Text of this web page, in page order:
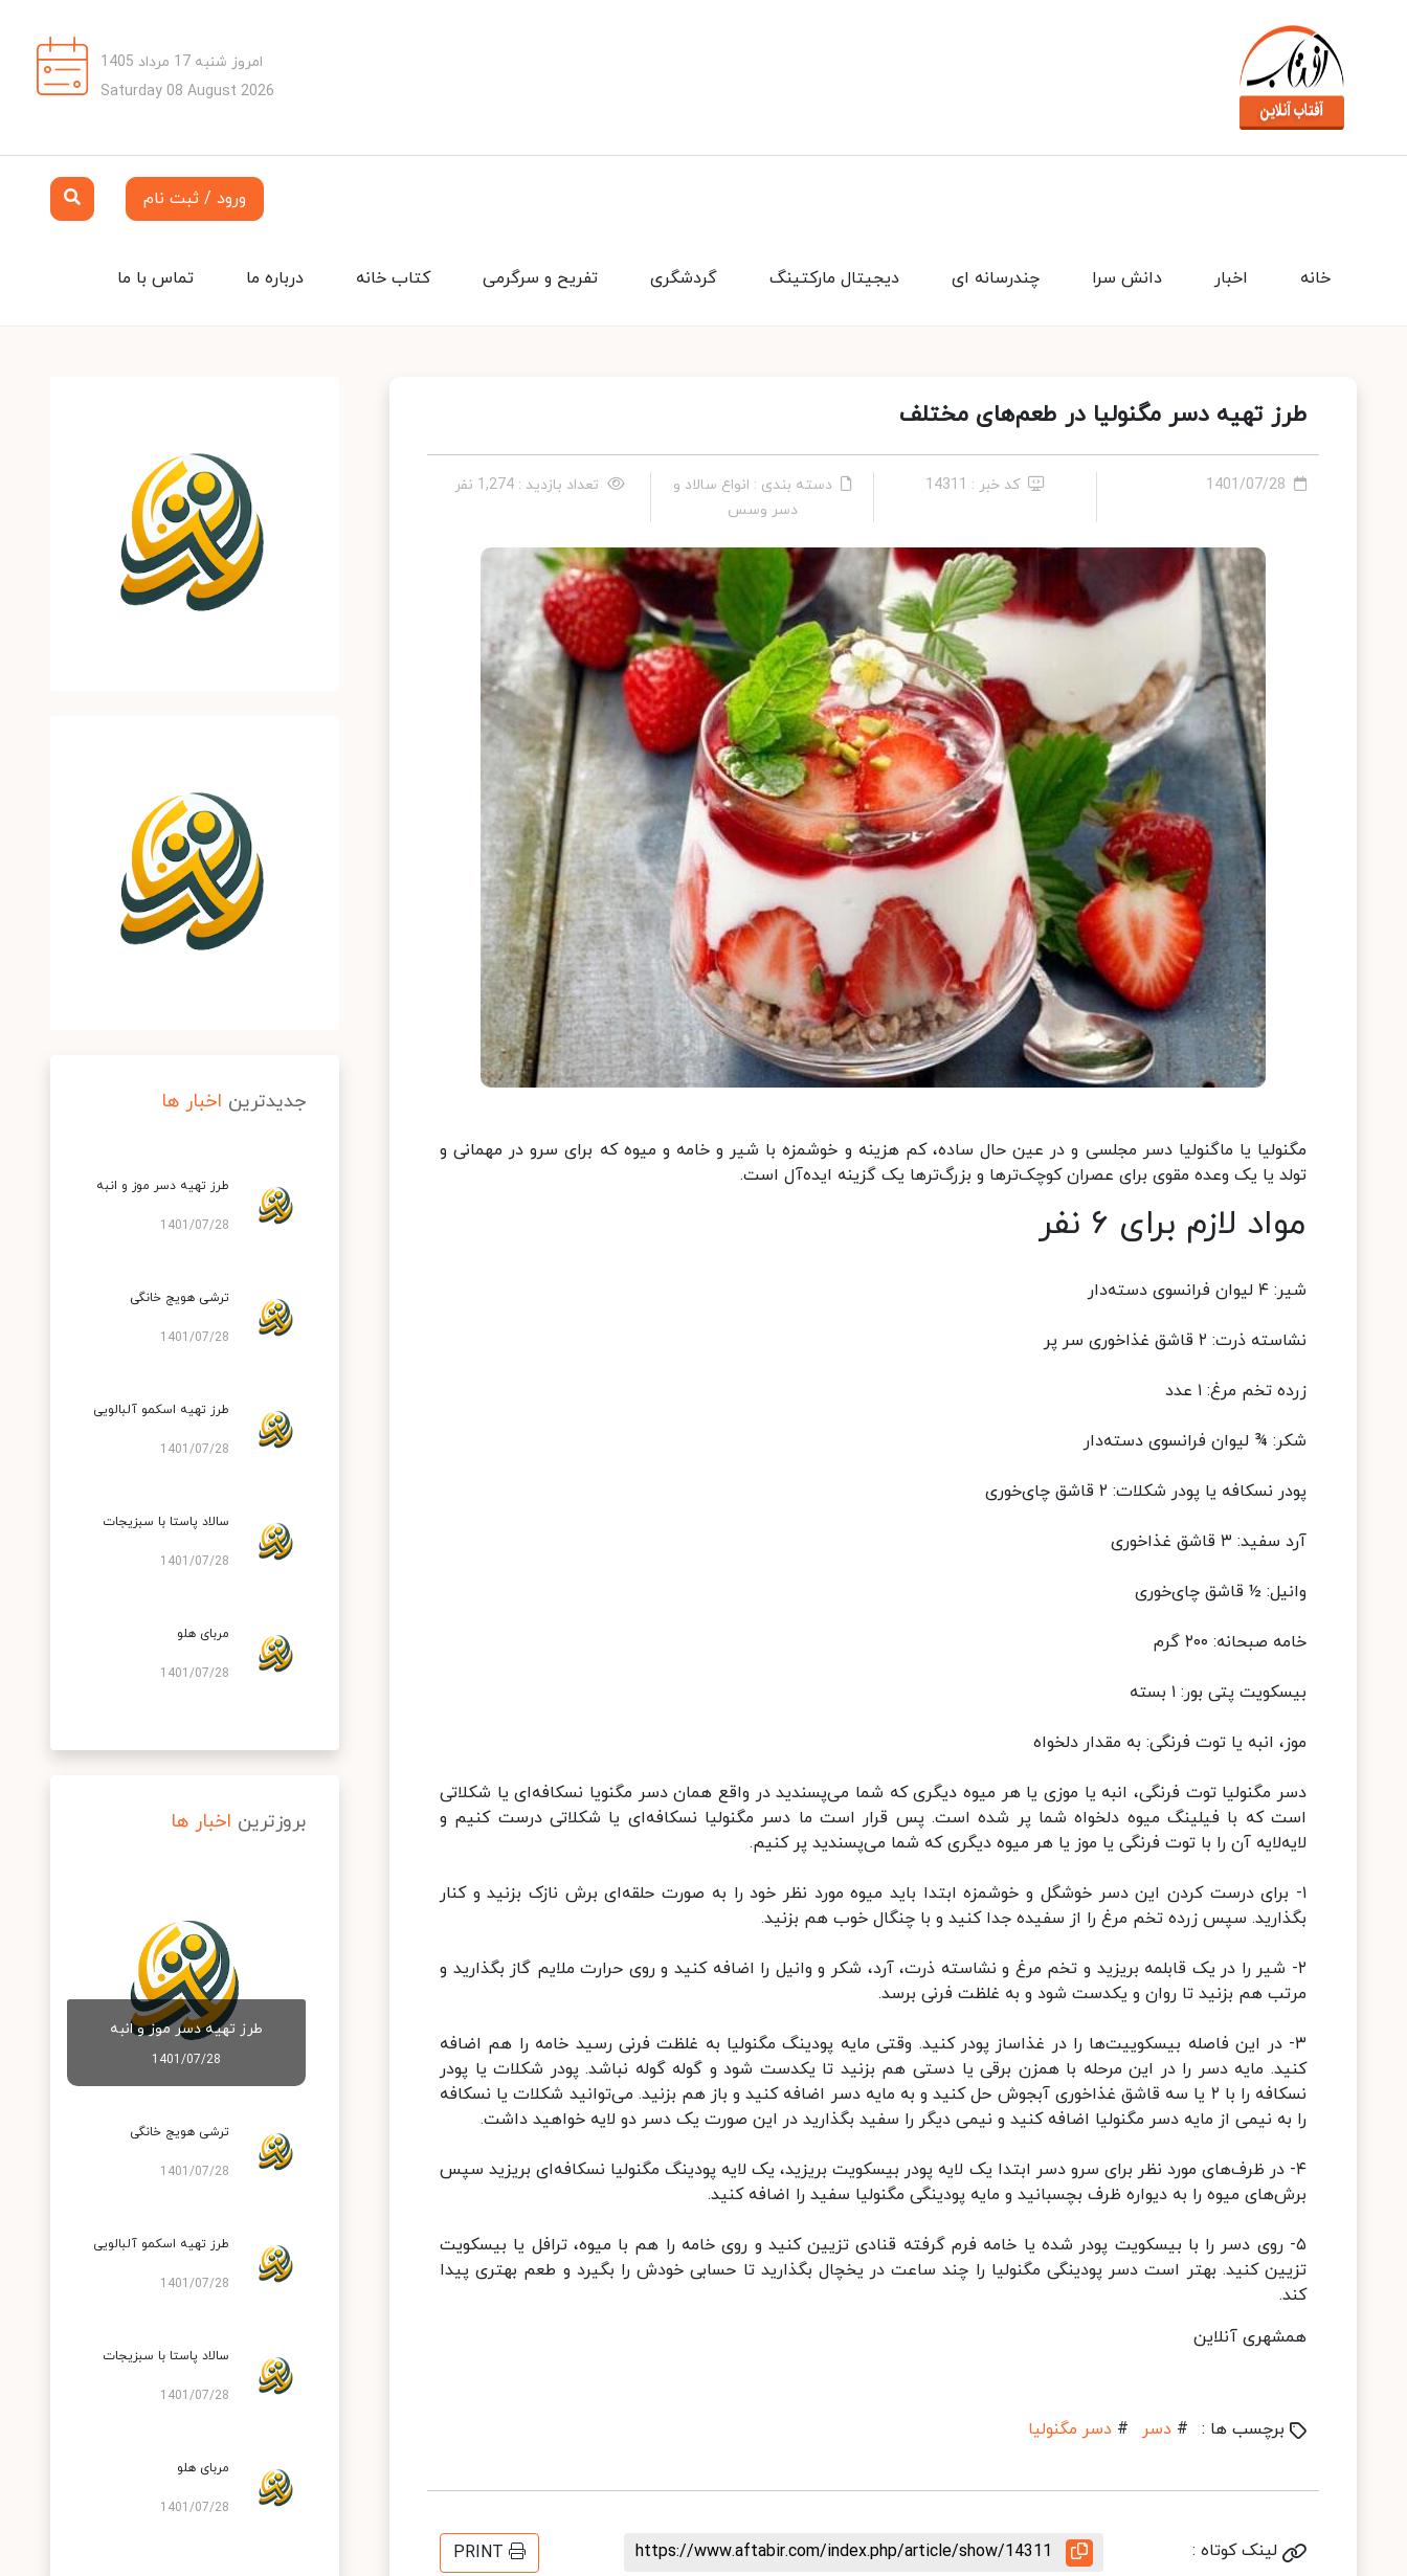
امروز شنبه 17 مرداد 1405
Saturday 08 August 2026
ورود / ثبت نام
تماس با ما درباره ما کتاب خانه تفریح و سرگرمی گردشگری دیجیتال مارکتینگ چندرسانه ای دانش سرا اخبار خانه
طرز تهیه دسر مگنولیا در طعم‌های مختلف
1401/07/28 کد خبر : 14311
دسته بندی : انواع سالاد و
دسر وسس
تعداد بازدید : 1,274 نفر
مگنولیا یا ماگنولیا دسر مجلسی و در عین حال ساده، کم هزینه و خوشمزه با شیر و خامه و میوه که برای سرو در مهمانی و
تولد یا یک وعده مقوی برای عصران کوچک‌ترها و بزرگ‌ترها یک گزینه ایده‌آل است.
مواد لازم برای ۶ نفر
شیر: ۴ لیوان فرانسوی دسته‌دار
نشاسته ذرت: ۲ قاشق غذاخوری سر پر
زرده تخم مرغ: ۱ عدد
شکر: ¾ لیوان فرانسوی دسته‌دار
پودر نسکافه یا پودر شکلات: ۲ قاشق چای‌خوری
آرد سفید: ۳ قاشق غذاخوری
وانیل: ½ قاشق چای‌خوری
خامه صبحانه: ۲۰۰ گرم
بیسکویت پتی بور: ۱ بسته
موز، انبه یا توت فرنگی: به مقدار دلخواه
دسر مگنولیا توت فرنگی، انبه یا موزی یا هر میوه دیگری که شما می‌پسندید در واقع همان دسر مگنویا نسکافه‌ای یا شکلاتی
است که با فیلینگ میوه دلخواه شما پر شده است. پس قرار است ما دسر مگنولیا نسکافه‌ای یا شکلاتی درست کنیم و
لایه‌لایه آن را با توت فرنگی یا موز یا هر میوه دیگری که شما می‌پسندید پر کنیم.
۱- برای درست کردن این دسر خوشگل و خوشمزه ابتدا باید میوه مورد نظر خود را به صورت حلقه‌ای برش نازک بزنید و کنار
بگذارید. سپس زرده تخم مرغ را از سفیده جدا کنید و با چنگال خوب هم بزنید.
۲- شیر را در یک قابلمه بریزید و تخم مرغ و نشاسته ذرت، آرد، شکر و وانیل را اضافه کنید و روی حرارت ملایم گاز بگذارید و
مرتب هم بزنید تا روان و یکدست شود و به غلظت فرنی برسد.
۳- در این فاصله بیسکوییت‌ها را در غذاساز پودر کنید. وقتی مایه پودینگ مگنولیا به غلظت فرنی رسید خامه را هم اضافه
کنید. مایه دسر را در این مرحله با همزن برقی یا دستی هم بزنید تا یکدست شود و گوله گوله نباشد. پودر شکلات یا پودر
نسکافه را با ۲ یا سه قاشق غذاخوری آبجوش حل کنید و به مایه دسر اضافه کنید و باز هم بزنید. می‌توانید شکلات یا نسکافه
را به نیمی از مایه دسر مگنولیا اضافه کنید و نیمی دیگر را سفید بگذارید در این صورت یک دسر دو لایه خواهید داشت.
۴- در ظرف‌های مورد نظر برای سرو دسر ابتدا یک لایه پودر بیسکویت بریزید، یک لایه پودینگ مگنولیا نسکافه‌ای بریزید سپس
برش‌های میوه را به دیواره ظرف بچسبانید و مایه پودینگی مگنولیا سفید را اضافه کنید.
۵- روی دسر را با بیسکویت پودر شده یا خامه فرم گرفته قنادی تزیین کنید و روی خامه را هم با میوه، ترافل یا بیسکویت
تزیین کنید. بهتر است دسر پودینگی مگنولیا را چند ساعت در یخچال بگذارید تا حسابی خودش را بگیرد و طعم بهتری پیدا
کند.
همشهری آنلاین
برچسب ها : # دسر # دسر مگنولیا
لینک کوتاه : https://www.aftabir.com/index.php/article/show/14311
PRINT
جدیدترین اخبار ها
طرز تهیه دسر موز و انبه
1401/07/28
ترشی هویج خانگی
1401/07/28
طرز تهیه اسکمو آلبالویی
1401/07/28
سالاد پاستا با سبزیجات
1401/07/28
مربای هلو
1401/07/28
بروزترین اخبار ها
طرز تهیه دسر موز و انبه
1401/07/28
ترشی هویج خانگی
1401/07/28
طرز تهیه اسکمو آلبالویی
1401/07/28
سالاد پاستا با سبزیجات
1401/07/28
مربای هلو
1401/07/28